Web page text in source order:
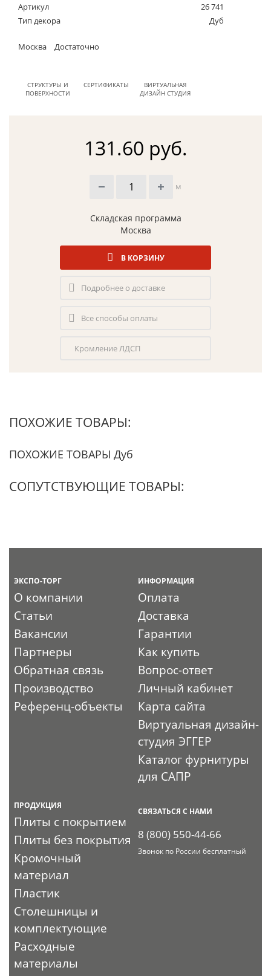
Артикул
26 741
Тип декора
Дуб
Москва Достаточно
СТРУКТУРЫ И
ПОВЕРХНОСТИ
СЕРТИФИКАТЫ
ВИРТУАЛЬНАЯ
ДИЗАЙН СТУДИЯ
131.60 руб.
м
Складская программа
Москва
В КОРЗИНУ
Подробнее о доставке
Все способы оплаты
Кромление ЛДСП
ПОХОЖИЕ ТОВАРЫ:
ПОХОЖИЕ ТОВАРЫ Дуб
СОПУТСТВУЮЩИЕ ТОВАРЫ:
ЭКСПО-ТОРГ
О компании
Статьи
Вакансии
Партнеры
Обратная связь
Производство
Референц-объекты
ИНФОРМАЦИЯ
Оплата
Доставка
Гарантии
Как купить
Вопрос-ответ
Личный кабинет
Карта сайта
Виртуальная дизайн-
студия ЭГГЕР
Каталог фурнитуры
для САПР
ПРОДУКЦИЯ
Плиты с покрытием
Плиты без покрытия
Кромочный
материал
Пластик
Столешницы и
комплектующие
Расходные
материалы
СВЯЗАТЬСЯ С НАМИ
8 (800) 550-44-66
Звонок по России бесплатный